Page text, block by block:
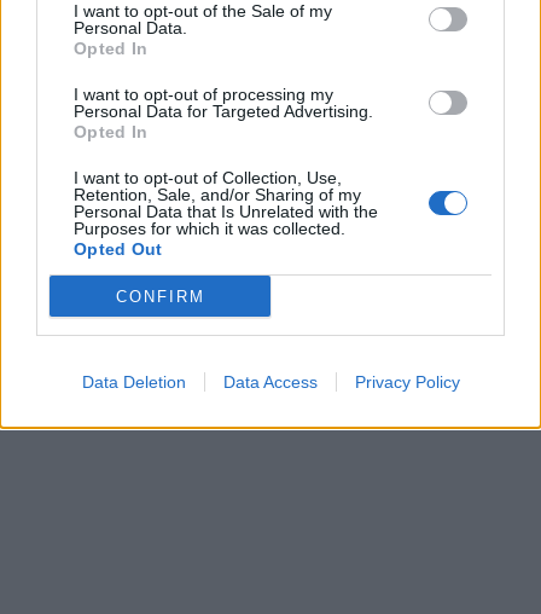
I want to opt-out of the Sale of my
Personal Data.
Opted In
I want to opt-out of processing my
Personal Data for Targeted Advertising.
Opted In
I want to opt-out of Collection, Use,
Retention, Sale, and/or Sharing of my
Personal Data that Is Unrelated with the
Purposes for which it was collected.
Opted Out
CONFIRM
Data Deletion Data Access Privacy Policy